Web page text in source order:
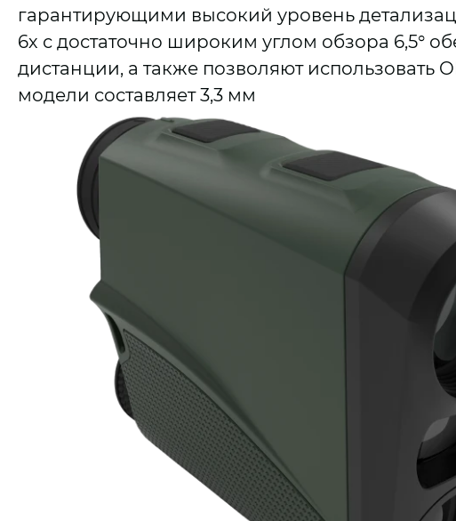
гарантирующими высокий уровень
6х с достаточно широким углом обзора 6,5°
дистанции, а также позволяют использовать
модели составляет 3,3 мм